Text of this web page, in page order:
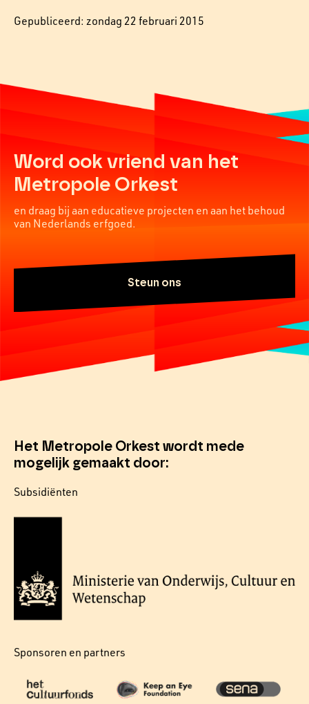
Gepubliceerd: zondag 22 februari 2015
Word ook vriend van het
Metropole Orkest
en draag bij aan educatieve projecten en aan het behoud
van Nederlands erfgoed.
Steun ons
Het Metropole Orkest wordt mede
mogelijk gemaakt door:
Subsidiënten
Sponsoren en partners